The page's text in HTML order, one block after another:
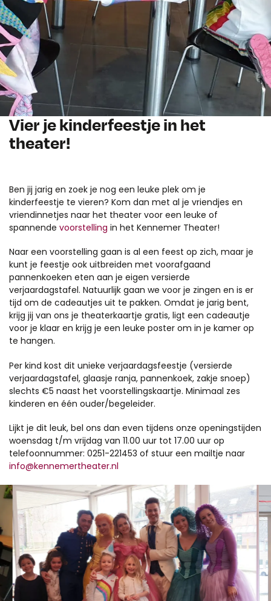
Vier je kinderfeestje in het
theater!
Ben jij jarig en zoek je nog een leuke plek om je
kinderfeestje te vieren? Kom dan met al je vriendjes en
vriendinnetjes naar het theater voor een leuke of
spannende voorstelling in het Kennemer Theater!
Naar een voorstelling gaan is al een feest op zich, maar je
kunt je feestje ook uitbreiden met voorafgaand
pannenkoeken eten aan je eigen versierde
verjaardagstafel. Natuurlijk gaan we voor je zingen en is er
tijd om de cadeautjes uit te pakken. Omdat je jarig bent,
krijg jij van ons je theaterkaartje gratis, ligt een cadeautje
voor je klaar en krijg je een leuke poster om in je kamer op
te hangen.
Per kind kost dit unieke verjaardagsfeestje (versierde
verjaardagstafel, glaasje ranja, pannenkoek, zakje snoep)
slechts €5 naast het voorstellingskaartje. Minimaal zes
kinderen en één ouder/begeleider.
Lijkt je dit leuk, bel ons dan even tijdens onze openingstijden
woensdag t/m vrijdag van 11.00 uur tot 17.00 uur op
telefoonnummer: 0251-221453 of stuur een mailtje naar
info@kennemertheater.nl
Overslaan
Inzoomen